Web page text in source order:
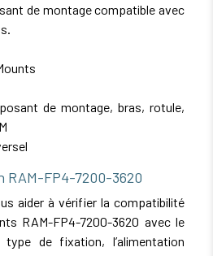
de montage compatible avec
de montage, bras, rotule,
RAM-FP4-7200-3620
aider à vérifier la compatibilité
RAM-FP4-7200-3620 avec le
de fixation, l’alimentation